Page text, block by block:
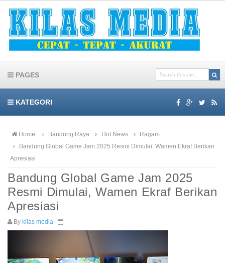
PAGES
KATEGORI
Home Bandung Raya Hot News
Ragam
Bandung Global Game Jam 2025 Resmi Dimulai, Wamen Ekraf Berikan
Apresiasi
Bandung Global Game Jam 2025
Resmi Dimulai, Wamen Ekraf Berikan
Apresiasi
By kilas media